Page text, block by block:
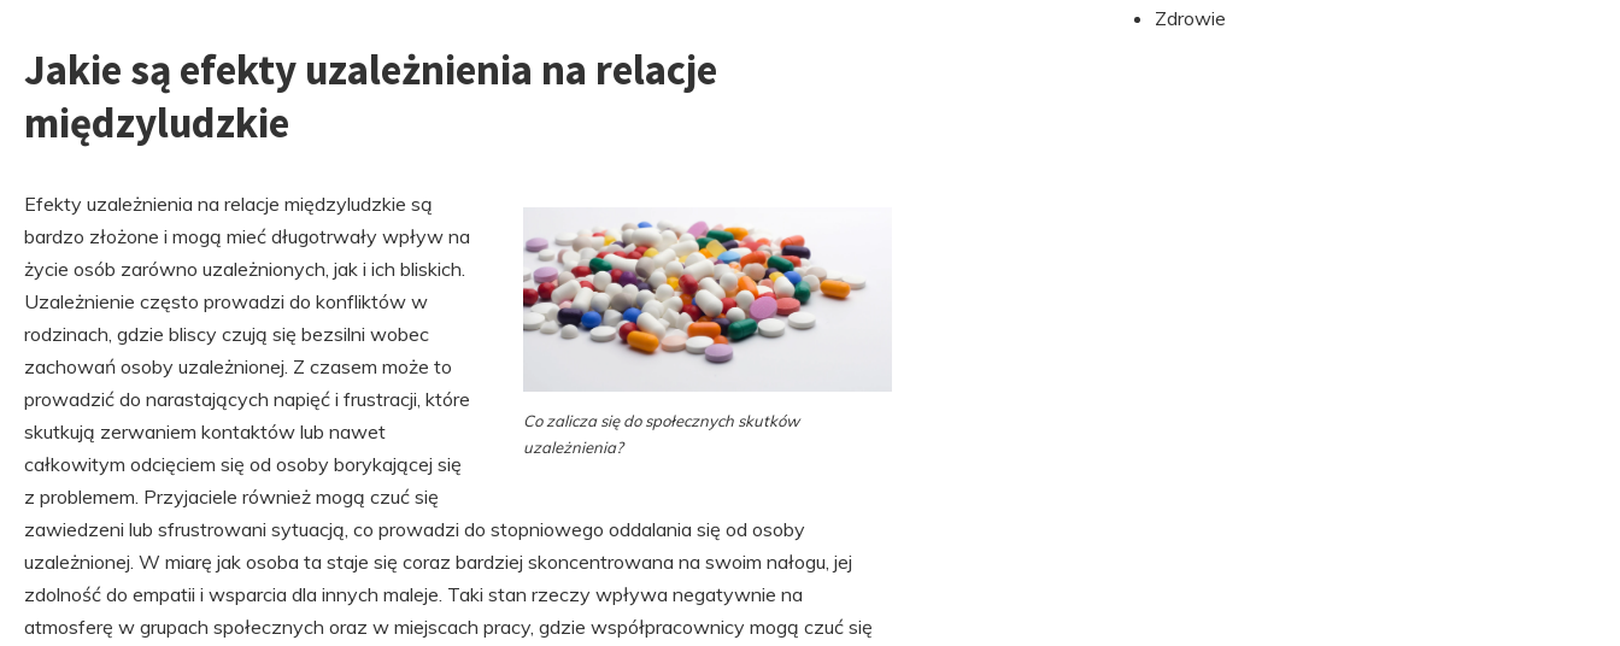
Jakie są efekty uzależnienia na relacje
międzyludzkie
Co zalicza się do społecznych skutków
uzależnienia?
Efekty uzależnienia na relacje międzyludzkie są
bardzo złożone i mogą mieć długotrwały wpływ na
życie osób zarówno uzależnionych, jak i ich bliskich.
Uzależnienie często prowadzi do konfliktów w
rodzinach, gdzie bliscy czują się bezsilni wobec
zachowań osoby uzależnionej. Z czasem może to
prowadzić do narastających napięć i frustracji, które
skutkują zerwaniem kontaktów lub nawet
całkowitym odcięciem się od osoby borykającej się
z problemem. Przyjaciele również mogą czuć się
zawiedzeni lub sfrustrowani sytuacją, co prowadzi do stopniowego oddalania się od osoby
uzależnionej. W miarę jak osoba ta staje się coraz bardziej skoncentrowana na swoim nałogu, jej
zdolność do empatii i wsparcia dla innych maleje. Taki stan rzeczy wpływa negatywnie na
atmosferę w grupach społecznych oraz w miejscach pracy, gdzie współpracownicy mogą czuć się
Zdrowie